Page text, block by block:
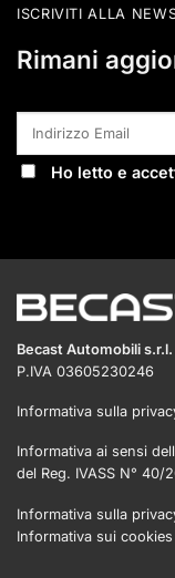
ISCRIVITI ALLA
Rimani
Ho letto e
Becast Automobili s.r.l.
P.IVA 03605230246
Informativa sulla
Informativa ai sensi
del Reg. IVASS N° 40/
Informativa sulla
Informativa sui cookies